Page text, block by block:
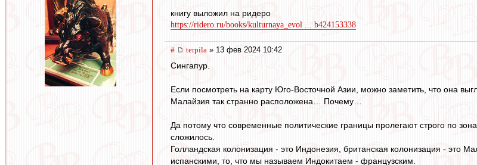
книгу выложил на ридеро
https://ridero.ru/books/kulturnaya_evol ... b424153338
# terpila » 13 фев 2024 10:42
Сингапур.
Если посмотреть на карту Юго-Восточной Азии, можно заметить, что она
Малайзия так странно расположена… Почему…
Да потому что современные политические границы пролегают строго по
сложилось.
Голландская колонизация - это Индонезия, британская колонизация -
испанскими, то, что мы называем Индокитаем - французским.